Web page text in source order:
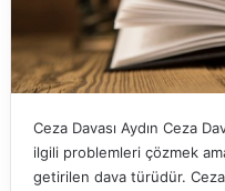
Ceza Davası Aydın Ceza
ilgili problemleri çözmek
getirilen dava türüdür.